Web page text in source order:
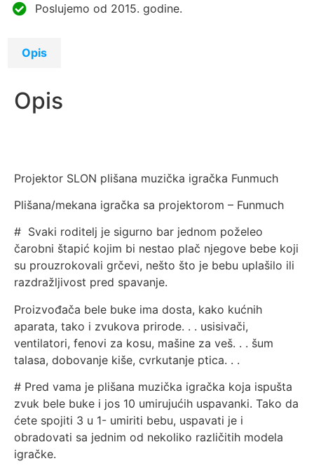
Poslujemo od 2015. godine.
Opis
Opis
Projektor SLON plišana muzička igračka Funmuch
Plišana/mekana igračka sa projektorom – Funmuch
# Svaki roditelj je sigurno bar jednom poželeo
čarobni štapić kojim bi nestao plač njegove bebe koji
su prouzrokovali grčevi, nešto što je bebu uplašilo ili
razdražljivost pred spavanje.
Proizvođača bele buke ima dosta, kako kućnih
aparata, tako i zvukova prirode. . . usisivači,
ventilatori, fenovi za kosu, mašine za veš. . . šum
talasa, dobovanje kiše, cvrkutanje ptica. . .
# Pred vama je plišana muzička igračka koja ispušta
zvuk bele buke i jos 10 umirujućih uspavanki. Tako da
ćete spojiti 3 u 1- umiriti bebu, uspavati je i
obradovati sa jednim od nekoliko različitih modela
igračke.